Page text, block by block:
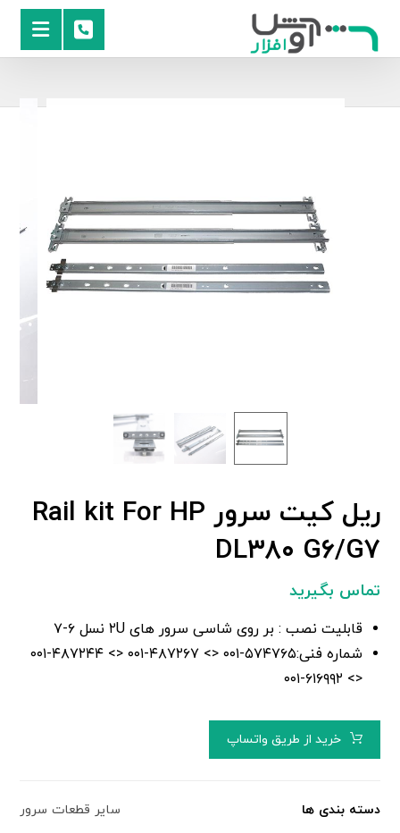
ریل کیت سرور Rail kit For HP
DL۳۸۰ G۶/G۷
تماس بگیرید
قابلیت نصب : بر روی شاسی سرور های ۲U نسل ۶-۷
شماره فنی:۵۷۴۷۶۵-۰۰۱ <> ۴۸۷۲۶۷-۰۰۱ <> ۴۸۷۲۴۴-۰۰۱
<> ۶۱۶۹۹۲-۰۰۱
خرید از طریق واتساپ
دسته بندی ها سایر قطعات سرور